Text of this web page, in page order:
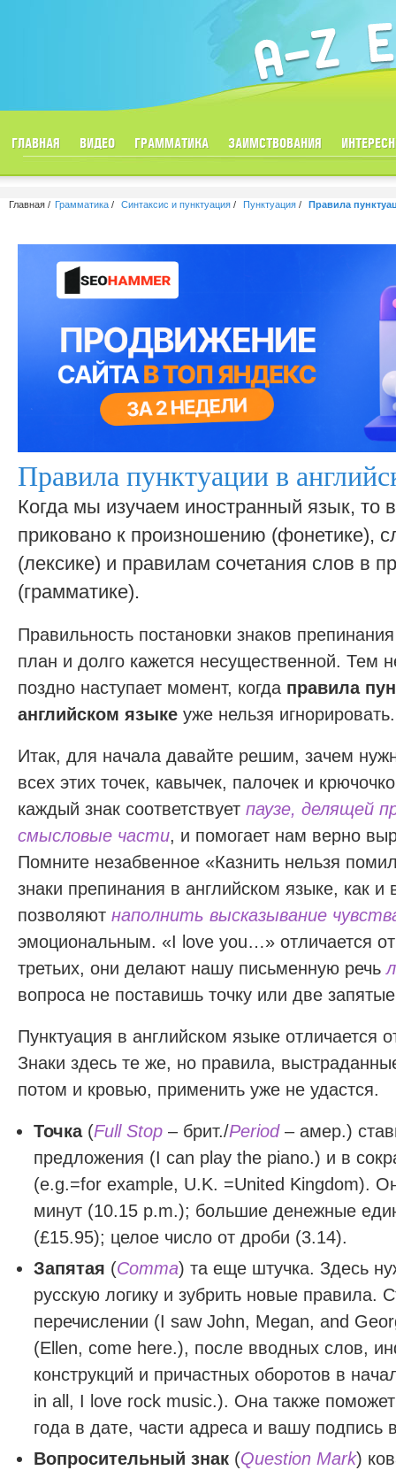
ГЛАВНАЯ ВИДЕО ГРАММАТИКА ЗАИМСТВОВАНИЯ
Главная Грамматика Синтаксис и пунктуация Пунктуация Правила
Правила пунктуации в
Когда мы изучаем иностранный язык, то
приковано к произношению (фонетике),
(лексике) и правилам сочетания слов в
(грамматике).
Правильность постановки знаков
план и долго кажется несущественной. Тем
поздно наступает момент, когда правила
английском языке уже нельзя игнорировать.
Итак, для начала давайте решим, зачем
всех этих точек, кавычек, палочек и
каждый знак соответствует паузе, делящей
смысловые части, и помогает нам верно
Помните незабвенное «Казнить нельзя
знаки препинания в английском языке, как
позволяют наполнить высказывание
эмоциональным. «I love you…» отличается
третьих, они делают нашу письменную речь
вопроса не поставишь точку или две
Пунктуация в английском языке отличается
Знаки здесь те же, но правила,
потом и кровью, применить уже не удастся.
Точка(Full Stop – брит./Period– амер.)
предложения (I can play the piano.) и в
(e.g.=for example, U.K. =United Kingdom).
минут (10.15 p.m.); большие денежные
(£15.95); целое число от дроби (3.14).
Запятая (Comma) та еще штучка. Здесь
русскую логику и зубрить новые правила.
перечислении (I saw John, Megan, and
(Ellen, come here.), после вводных слов,
конструкций и причастных оборотов в
in all, I love rock music.). Она также поможет
года в дате, части адреса и вашу подпись
Вопросительный знак (Question Mark)